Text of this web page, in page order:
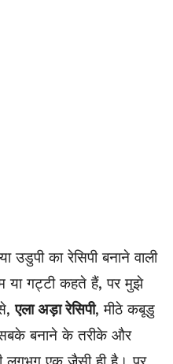
उडुपी का रेसिपी बनाने वाली
या गट्टी कहते हैं, पर मुझे
एला अड़ा रेसिपी, मीठे कबूडु
बनाने के तरीके और